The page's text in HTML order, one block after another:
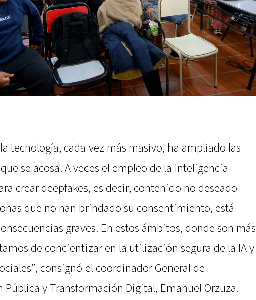
tecnología, cada vez más masivo, ha ampliado las
se acosa. A veces el empleo de la Inteligencia
crear deepfakes, es decir, contenido no deseado
que no han brindado su consentimiento, está
graves. En estos ámbitos, donde son más
de concientizar en la utilización segura de la IA y
consignó el coordinador General de
Pública y Transformación Digital, Emanuel Orzuza.